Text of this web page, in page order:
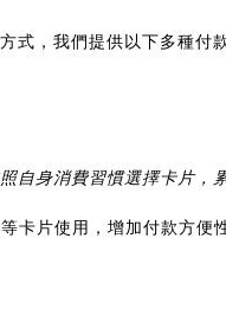
式，我們提供以下多種付
自身消費習慣選擇卡片，
片使用，增加付款方便性